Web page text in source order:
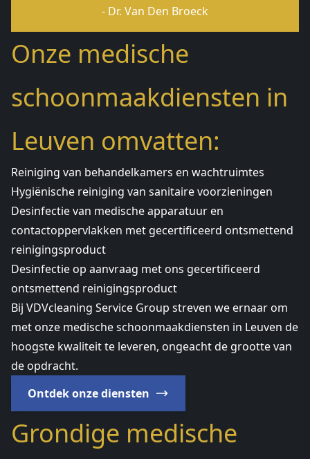
- Dr. Van Den Broeck
Onze medische
schoonmaakdiensten in
Leuven omvatten:
Reiniging van behandelkamers en wachtruimtes
Hygiënische reiniging van sanitaire voorzieningen
Desinfectie van medische apparatuur en
contactoppervlakken met gecertificeerd ontsmettend
reinigingsproduct
Desinfectie op aanvraag met ons gecertificeerd
ontsmettend reinigingsproduct
Bij VDVcleaning Service Group streven we ernaar om
met onze medische schoonmaakdiensten in Leuven de
hoogste kwaliteit te leveren, ongeacht de grootte van
de opdracht.
Ontdek onze diensten
Grondige medische